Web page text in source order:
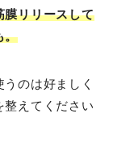
膜リリースして
。
のは好ましく
整えてください